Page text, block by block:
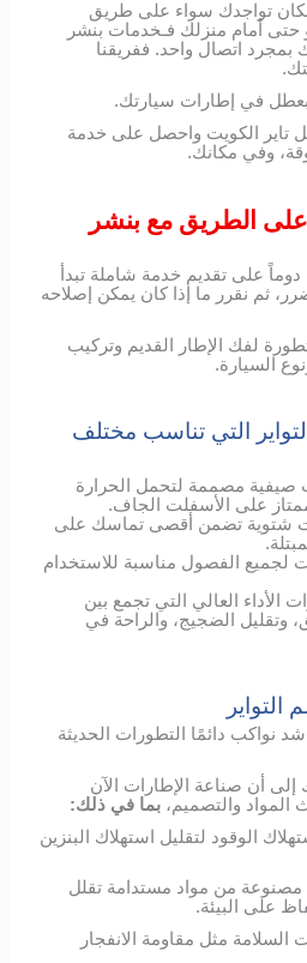
مكان تواجدك سواء على طريق
أمام منزلك فـخدمات بنشر
بمجرد اتصال واحد. ففريقنا
بعطل في إطارات سيارتك.
تاير الكويت واحصل على خدمة
وفي مكانك.
على الطريق مع بنشر
على تقديم خدمة شاملة تبدأ
ثم نقرر ما إذا كان يمكن إصلاحه
لفك الإطار القديم وتركيب
السيارة.
التي تناسب مختلف
صيفية مصممة لتحمل الحرارة
ممتاز على الأسفلت الجاف.
شتوية تضمن أقصى تماسك على
لجميع الفصول مناسبة للاستخدام
الأداء العالي التي تجمع بين
وتقليل الضجيج، والراحة في
نواكب دائمًا التطورات الحديثة
إلى أن صناعة الإطارات الآن
المواد والتصميم،بما في ذلك:
الوقود لتقليل استهلاك البنزين
مصنوعة من مواد مستدامة تقلل
على البيئة.
السلامة مثل مقاومة الانفجار